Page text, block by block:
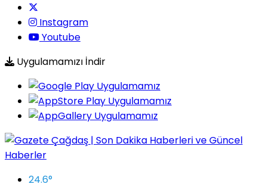
Instagram
Youtube
Uygulamamızı İndir
24.6°